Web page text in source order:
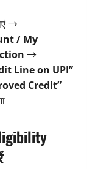
→
/ My
→
Line on UPI”
Credit”